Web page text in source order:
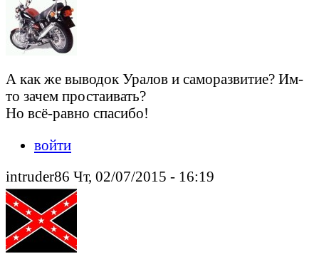
А как же выводок Уралов и саморазвитие? Им-
то зачем простаивать?
Но всё-равно спасибо!
войти
intruder86 Чт, 02/07/2015 - 16:19